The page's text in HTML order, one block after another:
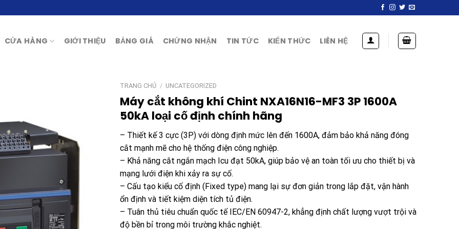
CỬA HÀNG GIỚI THIỆU BẢNG GIÁ CHỨNG NHẬN TIN TỨC KIẾN THỨC LIÊN HỆ
TRANG CHỦ / UNCATEGORIZED
Máy cắt không khí Chint NXA16N16-MF3 3P 1600A
50kA loại cố định chính hãng
– Thiết kế 3 cực (3P) với dòng định mức lên đến 1600A, đảm bảo khả năng đóng
cắt mạnh mẽ cho hệ thống điện công nghiệp.
– Khả năng cắt ngắn mạch Icu đạt 50kA, giúp bảo vệ an toàn tối ưu cho thiết bị và
mạng lưới điện khi xảy ra sự cố.
– Cấu tạo kiểu cố định (Fixed type) mang lại sự đơn giản trong lắp đặt, vận hành
ổn định và tiết kiệm diện tích tủ điện.
– Tuân thủ tiêu chuẩn quốc tế IEC/EN 60947-2, khẳng định chất lượng vượt trội và
độ bền bỉ trong môi trường khắc nghiệt.